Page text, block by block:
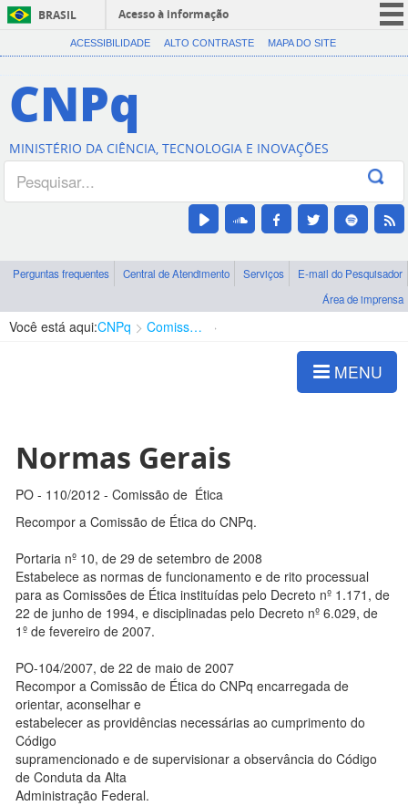
BRASIL
Acesso à informação
CORONAVÍRUS (COVID-19)
Canais
ACESSIBILIDADE ALTO CONTRASTE MAPA DO SITE
CNPq
MINISTÉRIO DA CIÊNCIA, TECNOLOGIA E INOVAÇÕES
Perguntas frequentes Central de Atendimento Serviços
E-mail do Pesquisador
Área de imprensa
Você está aqui:CNPq Comissão de Ética
MENU
Normas Gerais
PO - 110/2012 - Comissão de Ética
Recompor a Comissão de Ética do CNPq.
Portaria nº 10, de 29 de setembro de 2008
Estabelece as normas de funcionamento e de rito processual
para as Comissões de Ética instituídas pelo Decreto nº 1.171, de
22 de junho de 1994, e disciplinadas pelo Decreto nº 6.029, de
1º de fevereiro de 2007.
PO-104/2007, de 22 de maio de 2007
Recompor a Comissão de Ética do CNPq encarregada de
orientar, aconselhar e
estabelecer as providências necessárias ao cumprimento do
Código
supramencionado e de supervisionar a observância do Código
de Conduta da Alta
Administração Federal.